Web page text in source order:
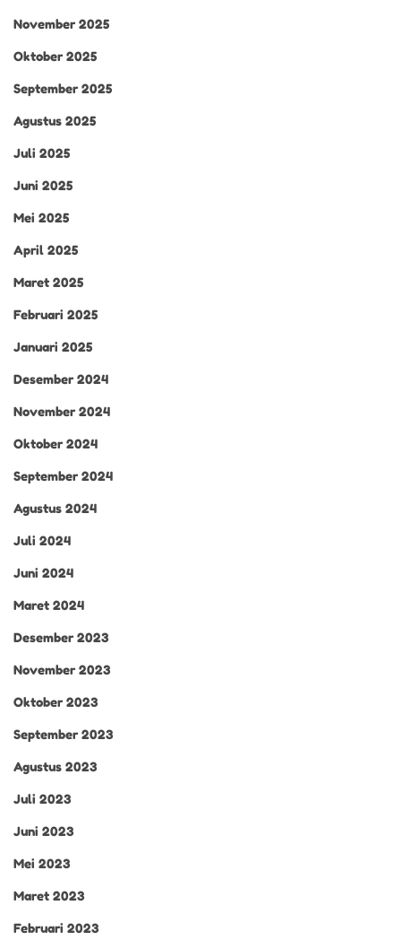
November 2025
Oktober 2025
September 2025
Agustus 2025
Juli 2025
Juni 2025
Mei 2025
April 2025
Maret 2025
Februari 2025
Januari 2025
Desember 2024
November 2024
Oktober 2024
September 2024
Agustus 2024
Juli 2024
Juni 2024
Maret 2024
Desember 2023
November 2023
Oktober 2023
September 2023
Agustus 2023
Juli 2023
Juni 2023
Mei 2023
Maret 2023
Februari 2023